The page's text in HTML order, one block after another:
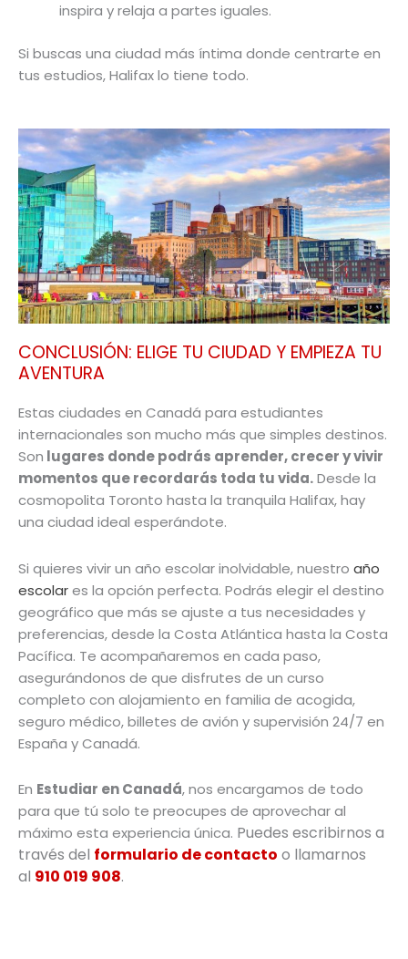
inspira y relaja a partes iguales.
Si buscas una ciudad más íntima donde centrarte en
tus estudios, Halifax lo tiene todo.
CONCLUSIÓN: ELIGE TU CIUDAD Y EMPIEZA TU
AVENTURA
Estas ciudades en Canadá para estudiantes
internacionales son mucho más que simples destinos.
Son lugares donde podrás aprender, crecer y vivir
momentos que recordarás toda tu vida.Desde la
cosmopolita Toronto hasta la tranquila Halifax, hay
una ciudad ideal esperándote.
Si quieres vivir un año escolar inolvidable, nuestro año
escolares la opción perfecta. Podrás elegir el destino
geográfico que más se ajuste a tus necesidades y
preferencias, desde la Costa Atlántica hasta la Costa
Pacífica. Te acompañaremos en cada paso,
asegurándonos de que disfrutes de un curso
completo con alojamiento en familia de acogida,
seguro médico, billetes de avión y supervisión 24/7 en
España y Canadá.
En Estudiar en Canadá, nos encargamos de todo
para que tú solo te preocupes de aprovechar al
máximo esta experiencia única. Puedes escribirnos a
través del formulario de contacto o llamarnos
al 910 019 908.